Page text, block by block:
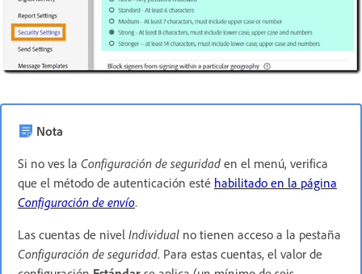
Nota
Si no ves la Configuración de seguridad en el menú, verifica
que el método de autenticación esté habilitado en la página
Configuración de envío.
Las cuentas de nivel Individual no tienen acceso a la pestaña
Configuración de seguridad. Para estas cuentas, el valor de